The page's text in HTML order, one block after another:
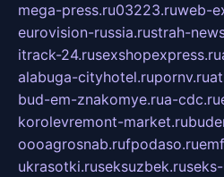
mega-press.ru03223.ruweb-
eurovision-russia.rustrah-
itrack-24.rusexshopexpress.ru
alabuga-cityhotel.rupornv.ru
bud-em-znakomye.rua-cdc.ru
korolevremont-market.ru
oooagrosnab.rufpodaso.ru
ukrasotki.ruseksuzbek.ru